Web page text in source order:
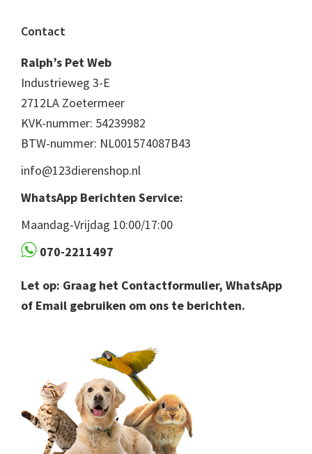
Footer
Contact
Ralph’s Pet Web
Industrieweg 3-E
2712LA Zoetermeer
KVK-nummer: 54239982
BTW-nummer: NL001574087B43
info@123dierenshop.nl
WhatsApp Berichten Service:
Maandag-Vrijdag 10:00/17:00
070-2211497
Let op: Graag het Contactformulier, WhatsApp
of Email gebruiken om ons te berichten.